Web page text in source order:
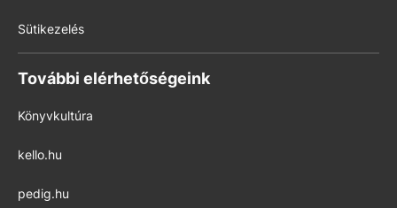
Sütikezelés
További elérhetőségeink
Könyvkultúra
kello.hu
pedig.hu